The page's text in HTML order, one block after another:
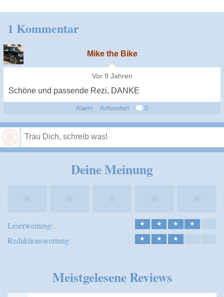
1 Kommentar
Mike the Bike
Vor 9 Jahren
Schöne und passende Rezi, DANKE
Alarm Antworten 0
Deine Meinung
Leserwertung: ★ ★ ★ ★
Redaktionswertung: ★ ★ ★
Meistgelesene Reviews